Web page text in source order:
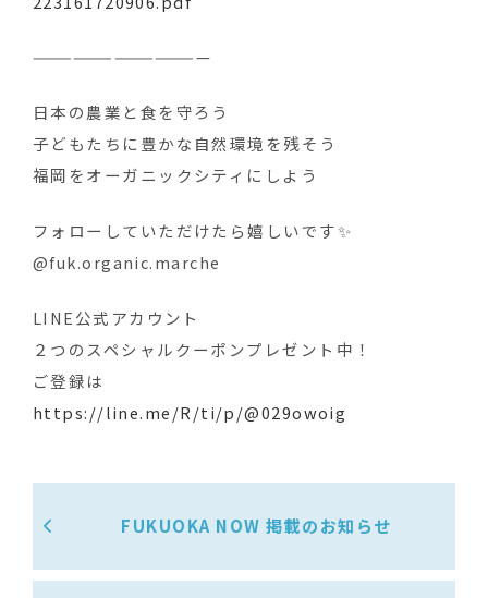
—————————————
日本の農業と食を守ろう ‍
子どもたちに豊かな自然環境を残そう
福岡をオーガニックシティにしよう
フォローしていただけたら嬉しいです✨
@fuk.organic.marche
LINE公式アカウント
２つのスペシャルクーポンプレゼント中！
ご登録は
https://line.me/R/ti/p/@029owoig
FUKUOKA NOW 掲載のお知らせ